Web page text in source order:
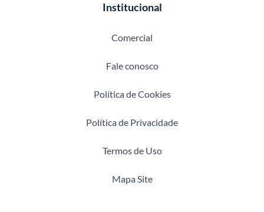
Institucional
Comercial
Fale conosco
Política de Cookies
Política de Privacidade
Termos de Uso
Mapa Site